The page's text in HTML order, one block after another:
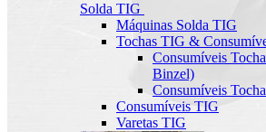
Solda TIG
Máquinas Solda TIG
Tochas TIG &
Consumíveis
Binzel)
Consumíveis
Consumíveis TIG
Varetas TIG